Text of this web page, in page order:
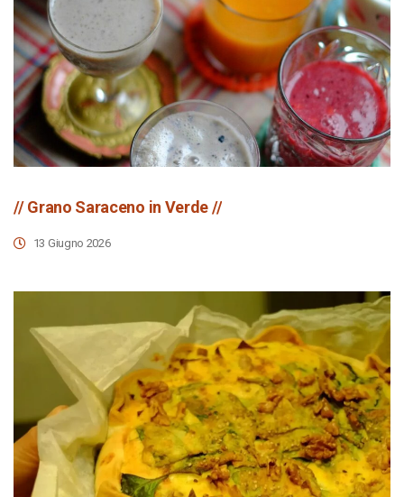
// Grano Saraceno in Verde //
13 Giugno 2026